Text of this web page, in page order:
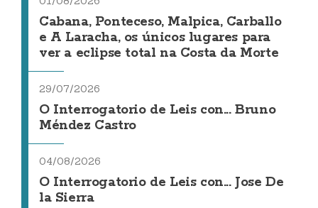
Cabana, Ponteceso, Malpica, Carballo
e A Laracha, os únicos lugares para
ver a eclipse total na Costa da Morte
29/07/2026
O Interrogatorio de Leis con... Bruno
Méndez Castro
04/08/2026
O Interrogatorio de Leis con... Jose De
la Sierra